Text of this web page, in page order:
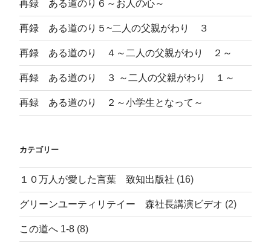
再録 ある道のり６～お人の心～
再録 ある道のり５~二人の父親がわり ３
再録 ある道のり ４～二人の父親がわり ２～
再録 ある道のり ３ ～二人の父親がわり １～
再録 ある道のり ２～小学生となって～
カテゴリー
１０万人が愛した言葉 致知出版社 (16)
グリーンユーティリテイー 森社長講演ビデオ (2)
この道へ 1-8 (8)